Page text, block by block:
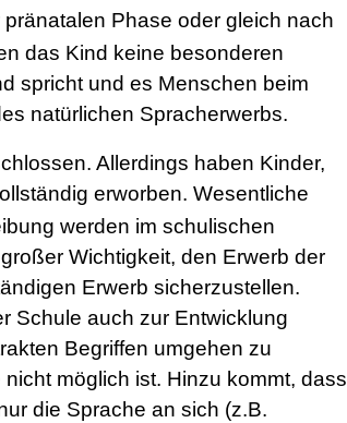
Phase oder gleich nach
das Kind keine besonderen
spricht und es Menschen beim
natürlichen Spracherwerbs.
Allerdings haben Kinder,
erworben. Wesentliche
werden im schulischen
Wichtigkeit, den Erwerb der
Erwerb sicherzustellen.
Schule auch zur Entwicklung
Begriffen umgehen zu
möglich ist. Hinzu kommt, dass
die Sprache an sich (z.B.